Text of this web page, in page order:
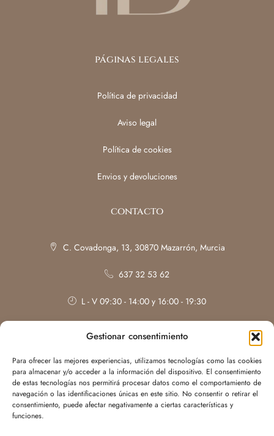
Gestionar consentimiento
Para ofrecer las mejores experiencias, utilizamos tecnologías como las cookies
para almacenar y/o acceder a la información del dispositivo. El consentimiento
de estas tecnologías nos permitirá procesar datos como el comportamiento de
navegación o las identificaciones únicas en este sitio. No consentir o retirar el
consentimiento, puede afectar negativamente a ciertas características y
funciones.
páginas legales
Política de privacidad
Aviso legal
Política de cookies
Envios y devoluciones
contacto
C. Covadonga, 13, 30870 Mazarrón, Murcia
637 32 53 62
L - V 09:30 - 14:00 y 16:00 - 19:30